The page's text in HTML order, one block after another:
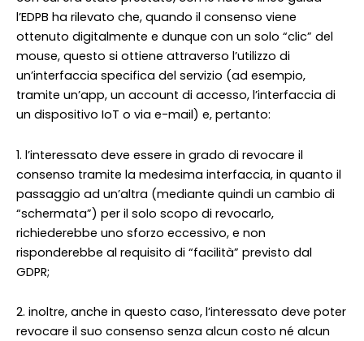
l’EDPB ha rilevato che, quando il consenso viene
ottenuto digitalmente e dunque con un solo “clic” del
mouse, questo si ottiene attraverso l’utilizzo di
un’interfaccia specifica del servizio (ad esempio,
tramite un’app, un account di accesso, l’interfaccia di
un dispositivo IoT o via e-mail) e, pertanto:
1. l’interessato deve essere in grado di revocare il
consenso tramite la medesima interfaccia, in quanto il
passaggio ad un’altra (mediante quindi un cambio di
“schermata”) per il solo scopo di revocarlo,
richiederebbe uno sforzo eccessivo, e non
risponderebbe al requisito di “facilità” previsto dal
GDPR;
2. inoltre, anche in questo caso, l’interessato deve poter
revocare il suo consenso senza alcun costo né alcun